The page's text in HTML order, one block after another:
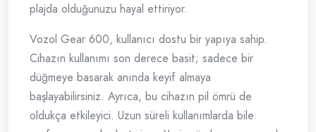
plajda olduğunuzu hayal ettiriyor.
Vozol Gear 600, kullanıcı dostu bir yapıya sahip.
Cihazın kullanımı son derece basit; sadece bir
düğmeye basarak anında keyif almaya
başlayabilirsiniz. Ayrıca, bu cihazın pil ömrü de
oldukça etkileyici. Uzun süreli kullanımlarda bile